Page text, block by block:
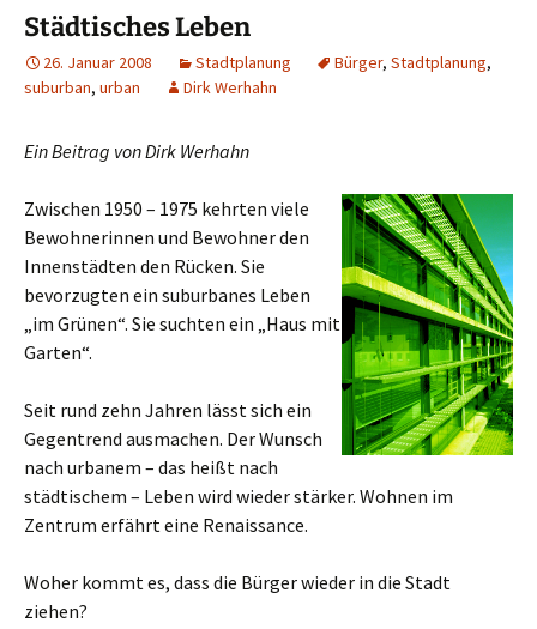
Städtisches Leben
26. Januar 2008 Stadtplanung Bürger, Stadtplanung,
suburban, urban Dirk Werhahn
Ein Beitrag von Dirk Werhahn
Zwischen 1950 – 1975 kehrten viele
Bewohnerinnen und Bewohner den
Innenstädten den Rücken. Sie
bevorzugten ein suburbanes Leben
„im Grünen“. Sie suchten ein „Haus mit
Garten“.
Seit rund zehn Jahren lässt sich ein
Gegentrend ausmachen. Der Wunsch
nach urbanem – das heißt nach
städtischem – Leben wird wieder stärker. Wohnen im
Zentrum erfährt eine Renaissance.
Woher kommt es, dass die Bürger wieder in die Stadt
ziehen?